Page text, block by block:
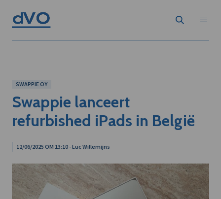
SWAPPIE OY
Swappie lanceert
refurbished iPads in België
12/06/2025 OM 13:10 - Luc Willemijns